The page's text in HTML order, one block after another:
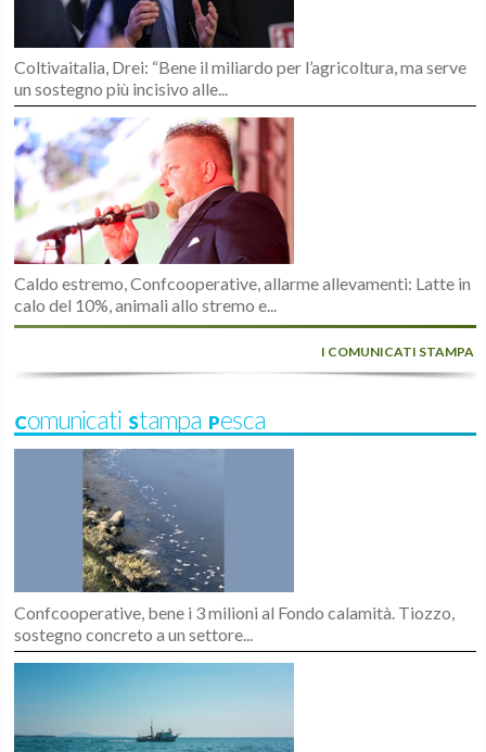
Coltivaitalia, Drei: “Bene il miliardo per l’agricoltura, ma serve
un sostegno più incisivo alle...
Caldo estremo, Confcooperative, allarme allevamenti: Latte in
calo del 10%, animali allo stremo e...
I COMUNICATI STAMPA
Comunicati Stampa Pesca
Confcooperative, bene i 3 milioni al Fondo calamità. Tiozzo,
sostegno concreto a un settore...